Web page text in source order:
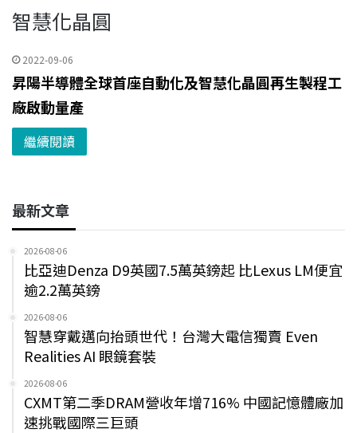
智慧化晶圓
2022-09-06
昇陽半導體全球首座自動化及智慧化晶圓再生製程工
廠啟動量產
繼續閱讀
最新文章
2026-08-06
比亞迪Denza D9英國7.5萬英鎊起 比Lexus LM便宜
逾2.2萬英鎊
2026-08-06
智慧穿戴邁向抬頭世代！台灣大電信獨賣 Even
Realities AI 眼鏡套裝
2026-08-06
CXMT第二季DRAM營收年增716% 中國記憶體廠加
速挑戰國際三巨頭